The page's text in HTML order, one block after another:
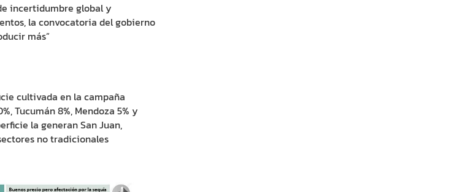
incertidumbre global y
la convocatoria del gobierno
más”
cultivada en la campaña
Tucumán 8%, Mendoza 5% y
la generan San Juan,
no tradicionales